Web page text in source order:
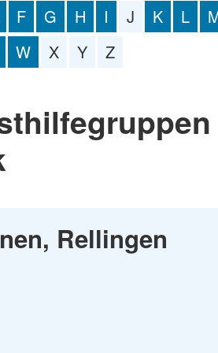
F G H I J K L
W X Y Z
Rellingen